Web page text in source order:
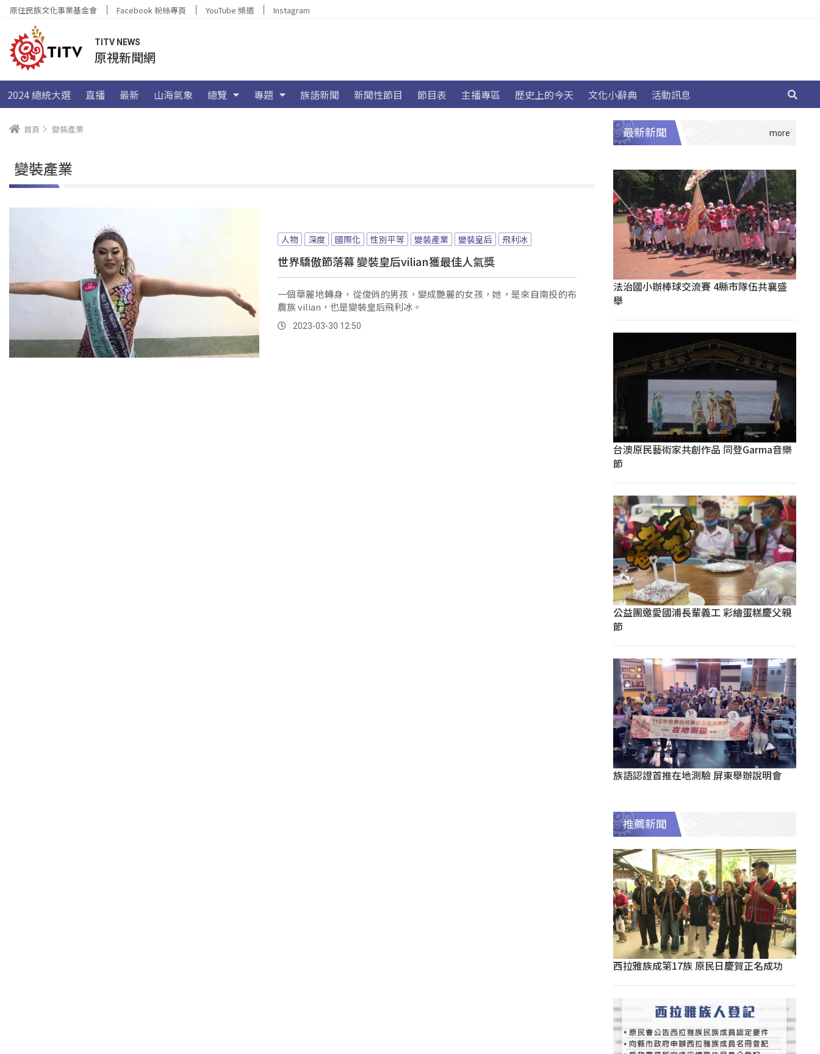
原住民族文化事業基金會 Facebook 粉絲專頁 YouTube 頻道 Instagram
TITV NEWS
原視新聞網
2024 總統大選 直播 最新 山海氣象 總覽 專題 族語新聞 新聞性節目 節目表 主播專區 歷史上的今天 文化小辭典 活動訊息
首頁 變裝產業
變裝產業
人物 深度 國際化 性別平等 變裝產業 變裝皇后 飛利冰
世界驕傲節落幕 變裝皇后vilian獲最佳人氣獎
一個華麗地轉身，從俊俏的男孩，變成艷麗的女孩，她，是來自南投的布
農族 vilian，也是變裝皇后飛利冰。
2023-03-30 12:50
最新新聞
法治國小辦棒球交流賽 4縣市隊伍共襄盛
舉
台澳原民藝術家共創作品 同登Garma音樂
節
公益團邀愛國浦長輩義工 彩繪蛋糕慶父親
節
族語認證首推在地測驗 屏東舉辦說明會
推薦新聞
西拉雅族成第17族 原民日慶賀正名成功